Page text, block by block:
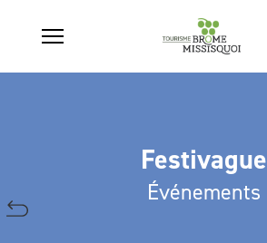
Festivague
Événements